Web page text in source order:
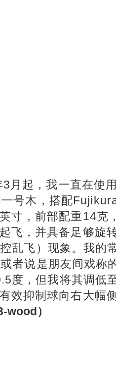
3月起，我一直在使
号木，搭配
寸，前部配重14克
飞，并具备足够旋
乱飞）现象。我的
者说是朋友间戏称
度，但我将其调
效抑制球向右大幅
wood）